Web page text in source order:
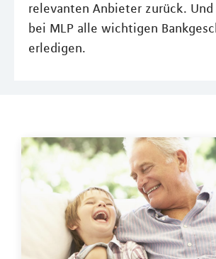
relevanten Anbieter zurück. Und
bei MLP alle wichtigen
erledigen.